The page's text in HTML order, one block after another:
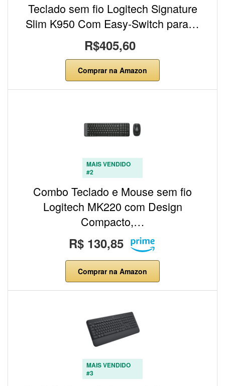
Teclado sem fio Logitech Signature
Slim K950 Com Easy-Switch para…
R$405,60
Comprar na Amazon
MAIS VENDIDO
#2
Combo Teclado e Mouse sem fio
Logitech MK220 com Design
Compacto,…
R$ 130,85
Comprar na Amazon
MAIS VENDIDO
#3